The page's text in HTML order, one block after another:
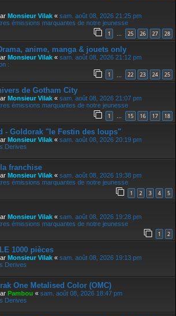
Monsieur Vilak « sam. août 08, 2026 21:25 pm
émissions marquantes de notre jeunesse
1 … 25 26 27 28
anime, manga & jouets only
Monsieur Vilak « sam. août 08, 2026 21:12 pm
:
1 22 23 24 25
de Gotham City
Monsieur Vilak « sam. août 08, 2026 21:07 pm
émissions marquantes de notre jeunesse
1 … 15 16 17 18
- Goldorak "le Festin des loups"
Monsieur Vilak « sam. août 08, 2026 20:19 pm
Derives
franchise
Monsieur Vilak « sam. août 08, 2026 19:38 pm
émissions marquantes de notre jeunesse
1 2 3 4 5
Monsieur Vilak « sam. août 08, 2026 19:28 pm
émissions marquantes de notre jeunesse
1 2
1000 pièces
Monsieur Vilak « sam. août 08, 2026 19:13 pm
Derives
One Metalised Color (OMC)
Pambou « sam. août 08, 2026 18:47 pm
Derives